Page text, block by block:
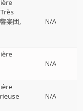
楽団
N/A
N/A
N/A